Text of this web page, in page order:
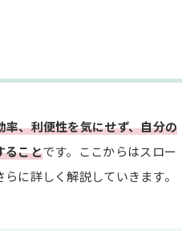
間をかけて丁寧な暮らしを
す
くる
率、利便性を気にせず、自分の
ることです。ここからはスロー
に詳しく解説していきます。